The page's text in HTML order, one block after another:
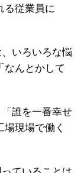
る従業員に
いろいろな悩
なんとかして
誰を一番幸せ
場現場で働く